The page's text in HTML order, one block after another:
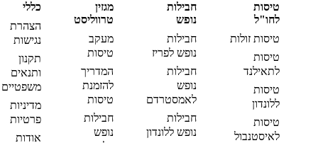
טיסות
לחו"ל
טיסות זולות
טיסות
לתאילנד
טיסות
ללונדון
טיסות
לאיסטנבול
חבילות
נופש
חבילות
נופש לפריז
חבילות
נופש
לאמסטרדם
חבילות
נופש ללונדון
מגזין
טרווליסט
מעקב
טיסות
המדריך
להזמנת
טיסות
חבילות
נופש
כללי
הצהרת
נגישות
תקנון
ותנאים
משפטיים
מדיניות
פרטיות
אודות